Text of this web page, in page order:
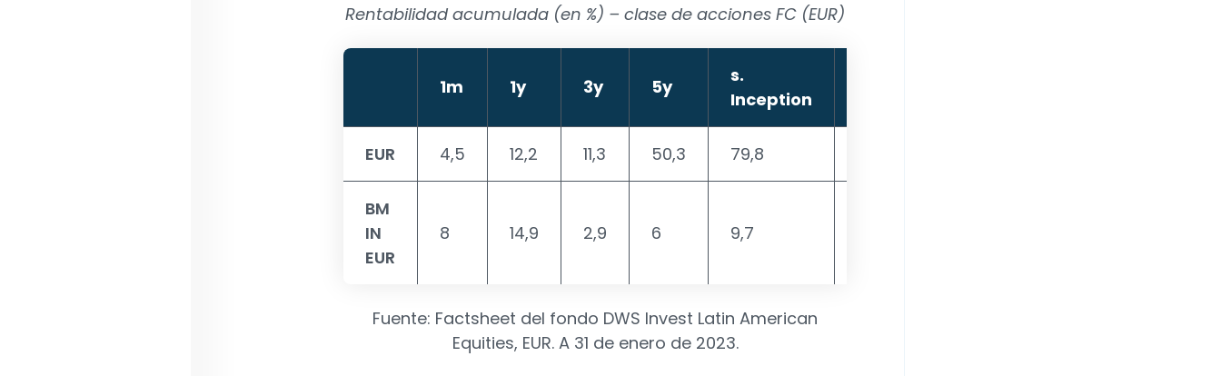
Rentabilidad acumulada (en %) – clase de acciones FC (EUR)
1m 1y 3y 5y
s.
Inception
EUR 4,5 12,2 11,3 50,3 79,8
BM
IN
EUR
8 14,9 2,9 6 9,7
Fuente: Factsheet del fondo DWS Invest Latin American
Equities, EUR. A 31 de enero de 2023.